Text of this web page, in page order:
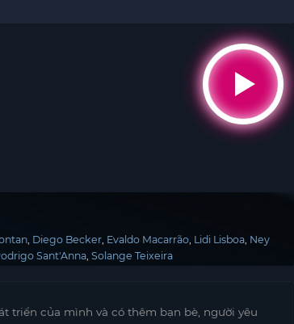
Diego Becker Evaldo Macarrão Lidi Lisboa Ney
Sant'Anna Solange Teixeira
triển của mình và có thêm bạn bè, người yêu